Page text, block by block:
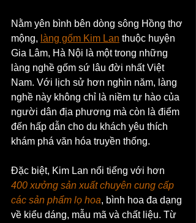
Nằm yên bình bên dòng sông Hồng thơ
mộng, làng gốm Kim Lan thuộc huyện
Gia Lâm, Hà Nội là một trong những
làng nghề gốm sứ lâu đời nhất Việt
Nam. Với lịch sử hơn nghìn năm, làng
nghề này không chỉ là niềm tự hào của
người dân địa phương mà còn là điểm
đến hấp dẫn cho du khách yêu thích
khám phá văn hóa truyền thống.
Đặc biệt, Kim Lan nổi tiếng với hơn
400 xưởng sản xuất chuyên cung cấp
các sản phẩm lọ hoa, bình hoa đa dạng
về kiểu dáng, mẫu mã và chất liệu. Từ